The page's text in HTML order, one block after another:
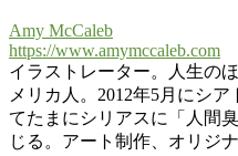
Amy McCaleb
https://www.amymccaleb.com
イラストレーター。人生の
メリカ人。2012年5月にシ
てたまにシリアスに「人間
じる。アート制作、オリジ